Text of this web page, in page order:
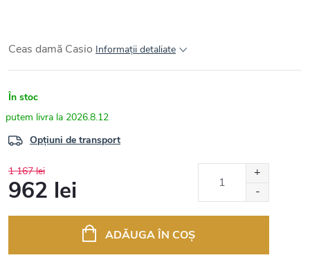
Ceas damă Casio Informaţii detaliate
În stoc
2026.8.12
Opțiuni de transport
1 167 lei
962 lei
ADĂUGA ÎN COŞ